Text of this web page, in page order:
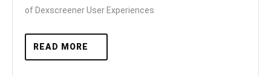
of Dexscreener User Experiences
READ MORE
MORE